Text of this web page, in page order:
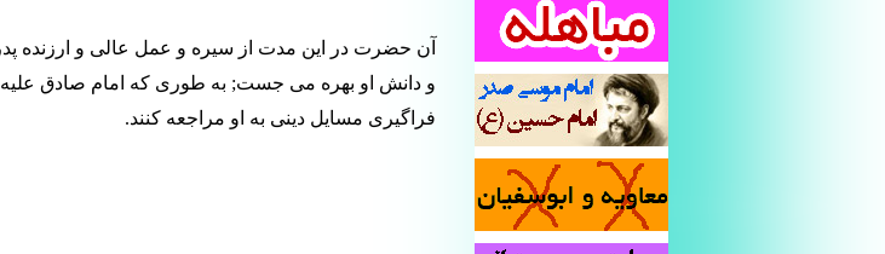
آن حضرت در این مدت از سیره و عمل عالی و ارزنده
و دانش او بهره می جست; به طوری که امام صادق علیه
فراگیری مسایل دینی به او مراجعه کنند.